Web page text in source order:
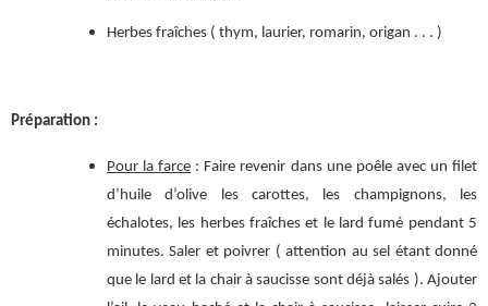
Herbes fraîches ( thym, laurier, romarin, origan . . . )
Préparation :
Pour la farce : Faire revenir dans une poêle avec un filet
d’huile d’olive les carottes, les champignons, les
échalotes, les herbes fraîches et le lard fumé pendant 5
minutes. Saler et poivrer ( attention au sel étant donné
que le lard et la chair à saucisse sont déjà salés ). Ajouter